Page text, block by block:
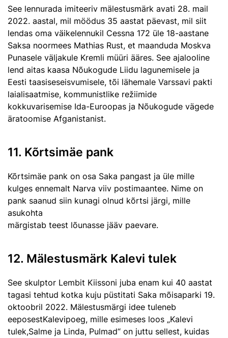
See lennurada imiteeriv mälestusmärk avati 28. mail
2022. aastal, mil möödus 35 aastat päevast, mil siit
lendas oma väikelennukil Cessna 172 üle 18-aastane
Saksa noormees Mathias Rust, et maanduda Moskva
Punasele väljakule Kremli müüri ääres. See ajalooline
lend aitas kaasa Nõukogude Liidu lagunemisele ja
Eesti taasiseseisvumisele, tõi lähemale Varssavi pakti
laialisaatmise, kommunistlike režiimide
kokkuvarisemise Ida-Euroopas ja Nõukogude vägede
äratoomise Afganistanist.
11. Kõrtsimäe pank
Kõrtsimäe pank on osa Saka pangast ja üle mille
kulges ennemalt Narva viiv postimaantee. Nime on
pank saanud siin kunagi olnud kõrtsi järgi, mille
asukohta
märgistab teest lõunasse jääv paevare.
12. Mälestusmärk Kalevi tulek
See skulptor Lembit Kiissoni juba enam kui 40 aastat
tagasi tehtud kotka kuju püstitati Saka mõisaparki 19.
oktoobril 2022. Mälestusmärgi idee tuleneb
eeposestKalevipoeg, mille esimeses loos „Kalevi
tulek,Salme ja Linda, Pulmad“ on juttu sellest, kuidas